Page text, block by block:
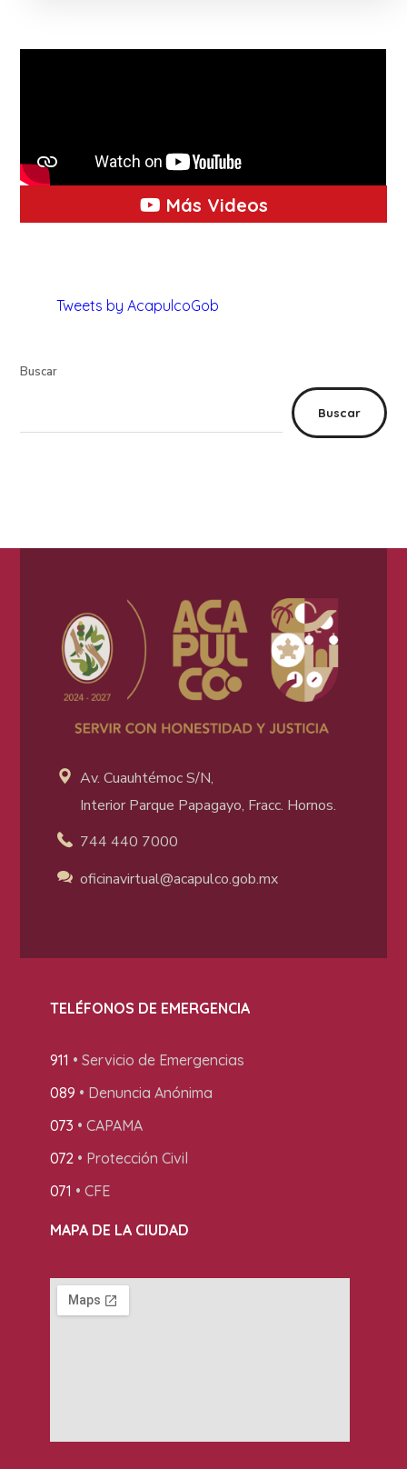
Más Videos
Tweets by AcapulcoGob
Buscar
Buscar
Av. Cuauhtémoc S/N,
Interior Parque Papagayo, Fracc. Hornos.
744 440 7000
oficinavirtual@acapulco.gob.mx
TELÉFONOS DE EMERGENCIA
911 • Servicio de Emergencias
089 • Denuncia Anónima
073 • CAPAMA
072 • Protección Civil
071 • CFE
MAPA DE LA CIUDAD